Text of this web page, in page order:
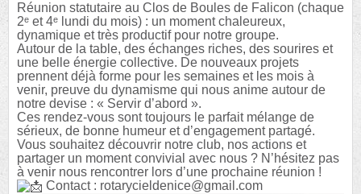
Réunion statutaire au Clos de Boules de Falicon (chaque
2ᵉ et 4ᵉ lundi du mois) : un moment chaleureux,
dynamique et très productif pour notre groupe.
Autour de la table, des échanges riches, des sourires et
une belle énergie collective. De nouveaux projets
prennent déjà forme pour les semaines et les mois à
venir, preuve du dynamisme qui nous anime autour de
notre devise : « Servir d’abord ».
Ces rendez-vous sont toujours le parfait mélange de
sérieux, de bonne humeur et d’engagement partagé.
Vous souhaitez découvrir notre club, nos actions et
partager un moment convivial avec nous ? N’hésitez pas
à venir nous rencontrer lors d’une prochaine réunion !
Contact : rotarycieldenice@gmail.com